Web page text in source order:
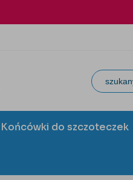
Końcówki do szczoteczek